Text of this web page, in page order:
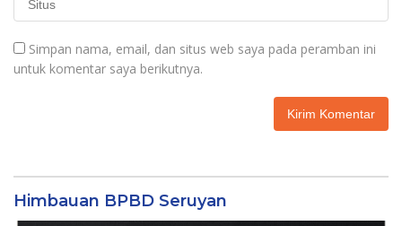
Simpan nama, email, dan situs web saya pada peramban ini
untuk komentar saya berikutnya.
Himbauan BPBD Seruyan